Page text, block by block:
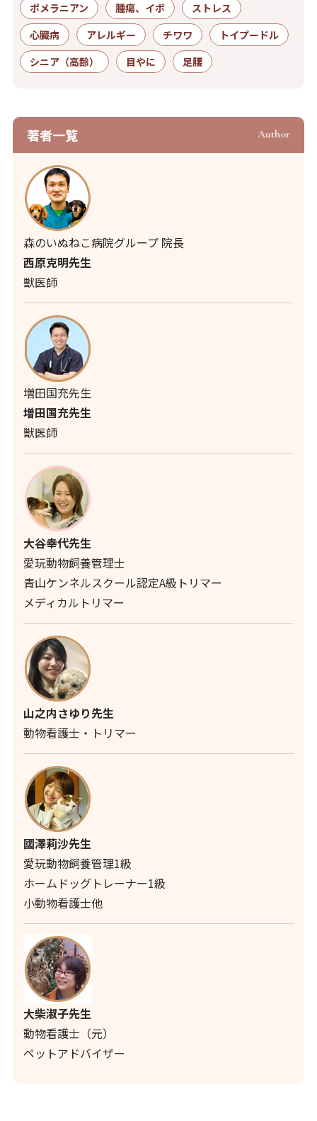
ポメラニアン
腫瘍、イボ
ストレス
心臓病
アレルギー チワワ
トイプードル
シニア（高齢）
目やに 足腰
著者⼀覧 Author
森のいぬねこ病院グループ 院長
西原克明先生
獣医師
増田国充先生
増田国充先生
獣医師
大谷幸代先生
愛玩動物飼養管理士
青山ケンネルスクール認定A級トリマー
メディカルトリマー
山之内さゆり先生
動物看護士・トリマー
國澤莉沙先生
愛玩動物飼養管理1級
ホームドッグトレーナー1級
小動物看護士他
大柴淑子先生
動物看護士（元）
ペットアドバイザー